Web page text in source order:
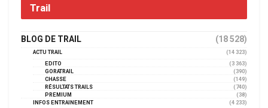
Trail
BLOG DE TRAIL (18 528)
ACTU TRAIL
(14 323)
EDITO
(3 363)
GORATRAIL
(390)
CHASSE
(149)
RÉSULTATS TRAILS
(740)
PREMIUM
(38)
INFOS ENTRAINEMENT
(4 233)